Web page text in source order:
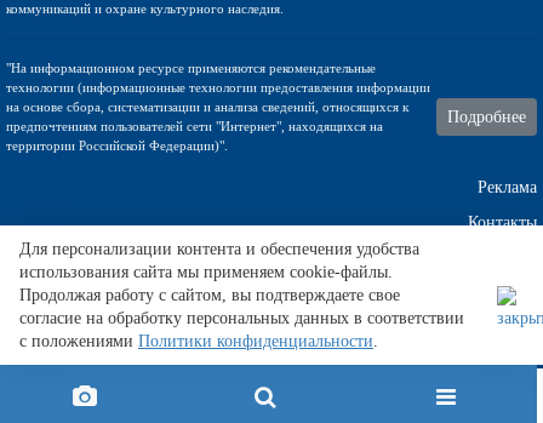
коммуникаций и охране культурного наследия.
"На информационном ресурсе применяются рекомендательные
технологии (информационные технологии предоставления информации
на основе сбора, систематизации и анализа сведений, относящихся к
предпочтениям пользователей сети "Интернет", находящихся на
территории Российской Федерации)".
Подробнее
Реклама
Контакты
Техническа поддержка
Для персонализации контента и обеспечения удобства
использования сайта мы применяем cookie-файлы.
Продолжая работу с сайтом, вы подтверждаете свое
согласие на обработку персональных данных в соответствии
с положениями Политики конфиденциальности.